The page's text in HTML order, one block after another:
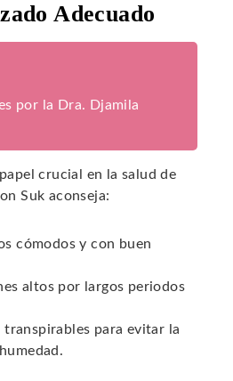
Adecuado
por la Dra. Djamila
crucial en la salud de
Suk aconseja:
cómodos y con buen
altos por largos periodos
transpirables para evitar la